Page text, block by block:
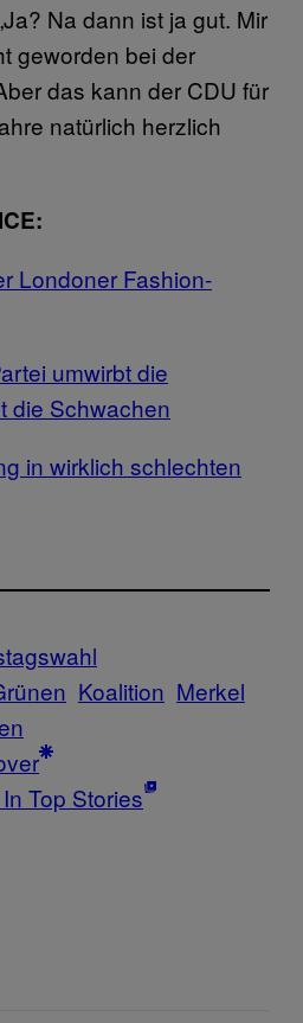
Na dann ist ja gut. Mir
geworden bei der
das kann der CDU für
natürlich herzlich
Londoner Fashion-
umwirbt die
die Schwachen
in wirklich schlechten
Koalition Merkel
Top Stories